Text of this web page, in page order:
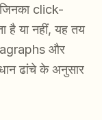
जिनका click-
है या नहीं, यह तय
और
ढांचे के अनुसार